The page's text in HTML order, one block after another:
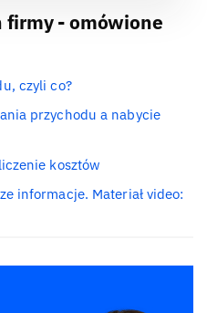
firmy - omówione
czyli co?
przychodu a nabycie
kosztów
informacje. Materiał video: